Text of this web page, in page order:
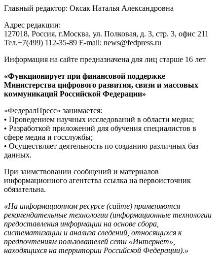
Главный редактор: Оксак Наталья Александровна
Адрес редакции:
127018, Россия, г.Москва, ул. Полковая, д. 3, стр. 3, офис 211
Тел.+7(499) 112-35-89 E-mail: news@fedpress.ru
Информация на сайте предназначена для лиц старше 16 лет
«Функционирует при финансовой поддержке
Министерства цифрового развития, связи и массовых
коммуникаций Российской Федерации»
«ФедералПресс» занимается:
• Проведением научных исследований в области медиа;
• Разработкой приложений для обучения специалистов в
сфере медиа и госслужбы;
• Осуществляет деятельность по созданию различных баз
данных.
При заимствовании сообщений и материалов
информационного агентства ссылка на первоисточник
обязательна.
«На информационном ресурсе (сайте) применяются
рекомендательные технологии (информационные технологии
предоставления информации на основе сбора,
систематизации и анализа сведений, относящихся к
предпочтениям пользователей сети «Интернет»,
находящихся на территории Российской Федерации).»